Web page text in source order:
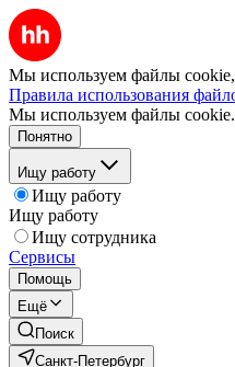
Мы используем файлы cookie,
Правила использования
Мы используем файлы cookie.
Понятно
Ищу работу
Ищу работу
Ищу работу
Ищу сотрудника
Сервисы
Помощь
Ещё
Поиск
Санкт-Петербург